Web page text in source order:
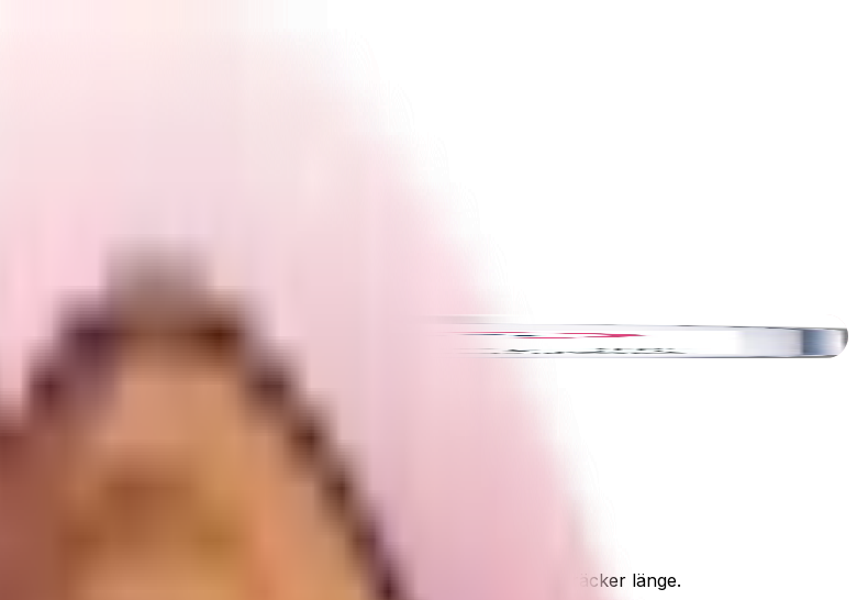
Framtaget med tanke på känslig hud och med en stor flaska som räcker länge.